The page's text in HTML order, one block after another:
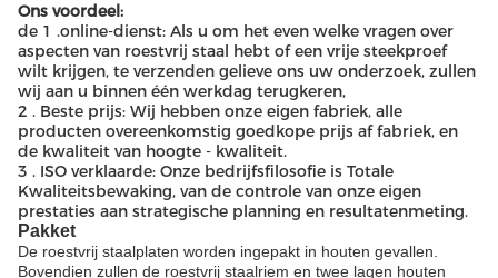
Ons voordeel:
de 1 .online-dienst: Als u om het even welke vragen over
aspecten van roestvrij staal hebt of een vrije steekproef
wilt krijgen, te verzenden gelieve ons uw onderzoek, zullen
wij aan u binnen één werkdag terugkeren,
2 . Beste prijs: Wij hebben onze eigen fabriek, alle
producten overeenkomstig goedkope prijs af fabriek, en
de kwaliteit van hoogte - kwaliteit.
3 . ISO verklaarde: Onze bedrijfsfilosofie is Totale
Kwaliteitsbewaking, van de controle van onze eigen
prestaties aan strategische planning en resultatenmeting.
Pakket
De roestvrij staalplaten worden ingepakt in houten gevallen.
Bovendien zullen de roestvrij staalriem en twee lagen houten